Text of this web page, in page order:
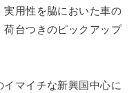
実用性を脇においた車の
台つきのピックアップ
マイチな新興国中心に